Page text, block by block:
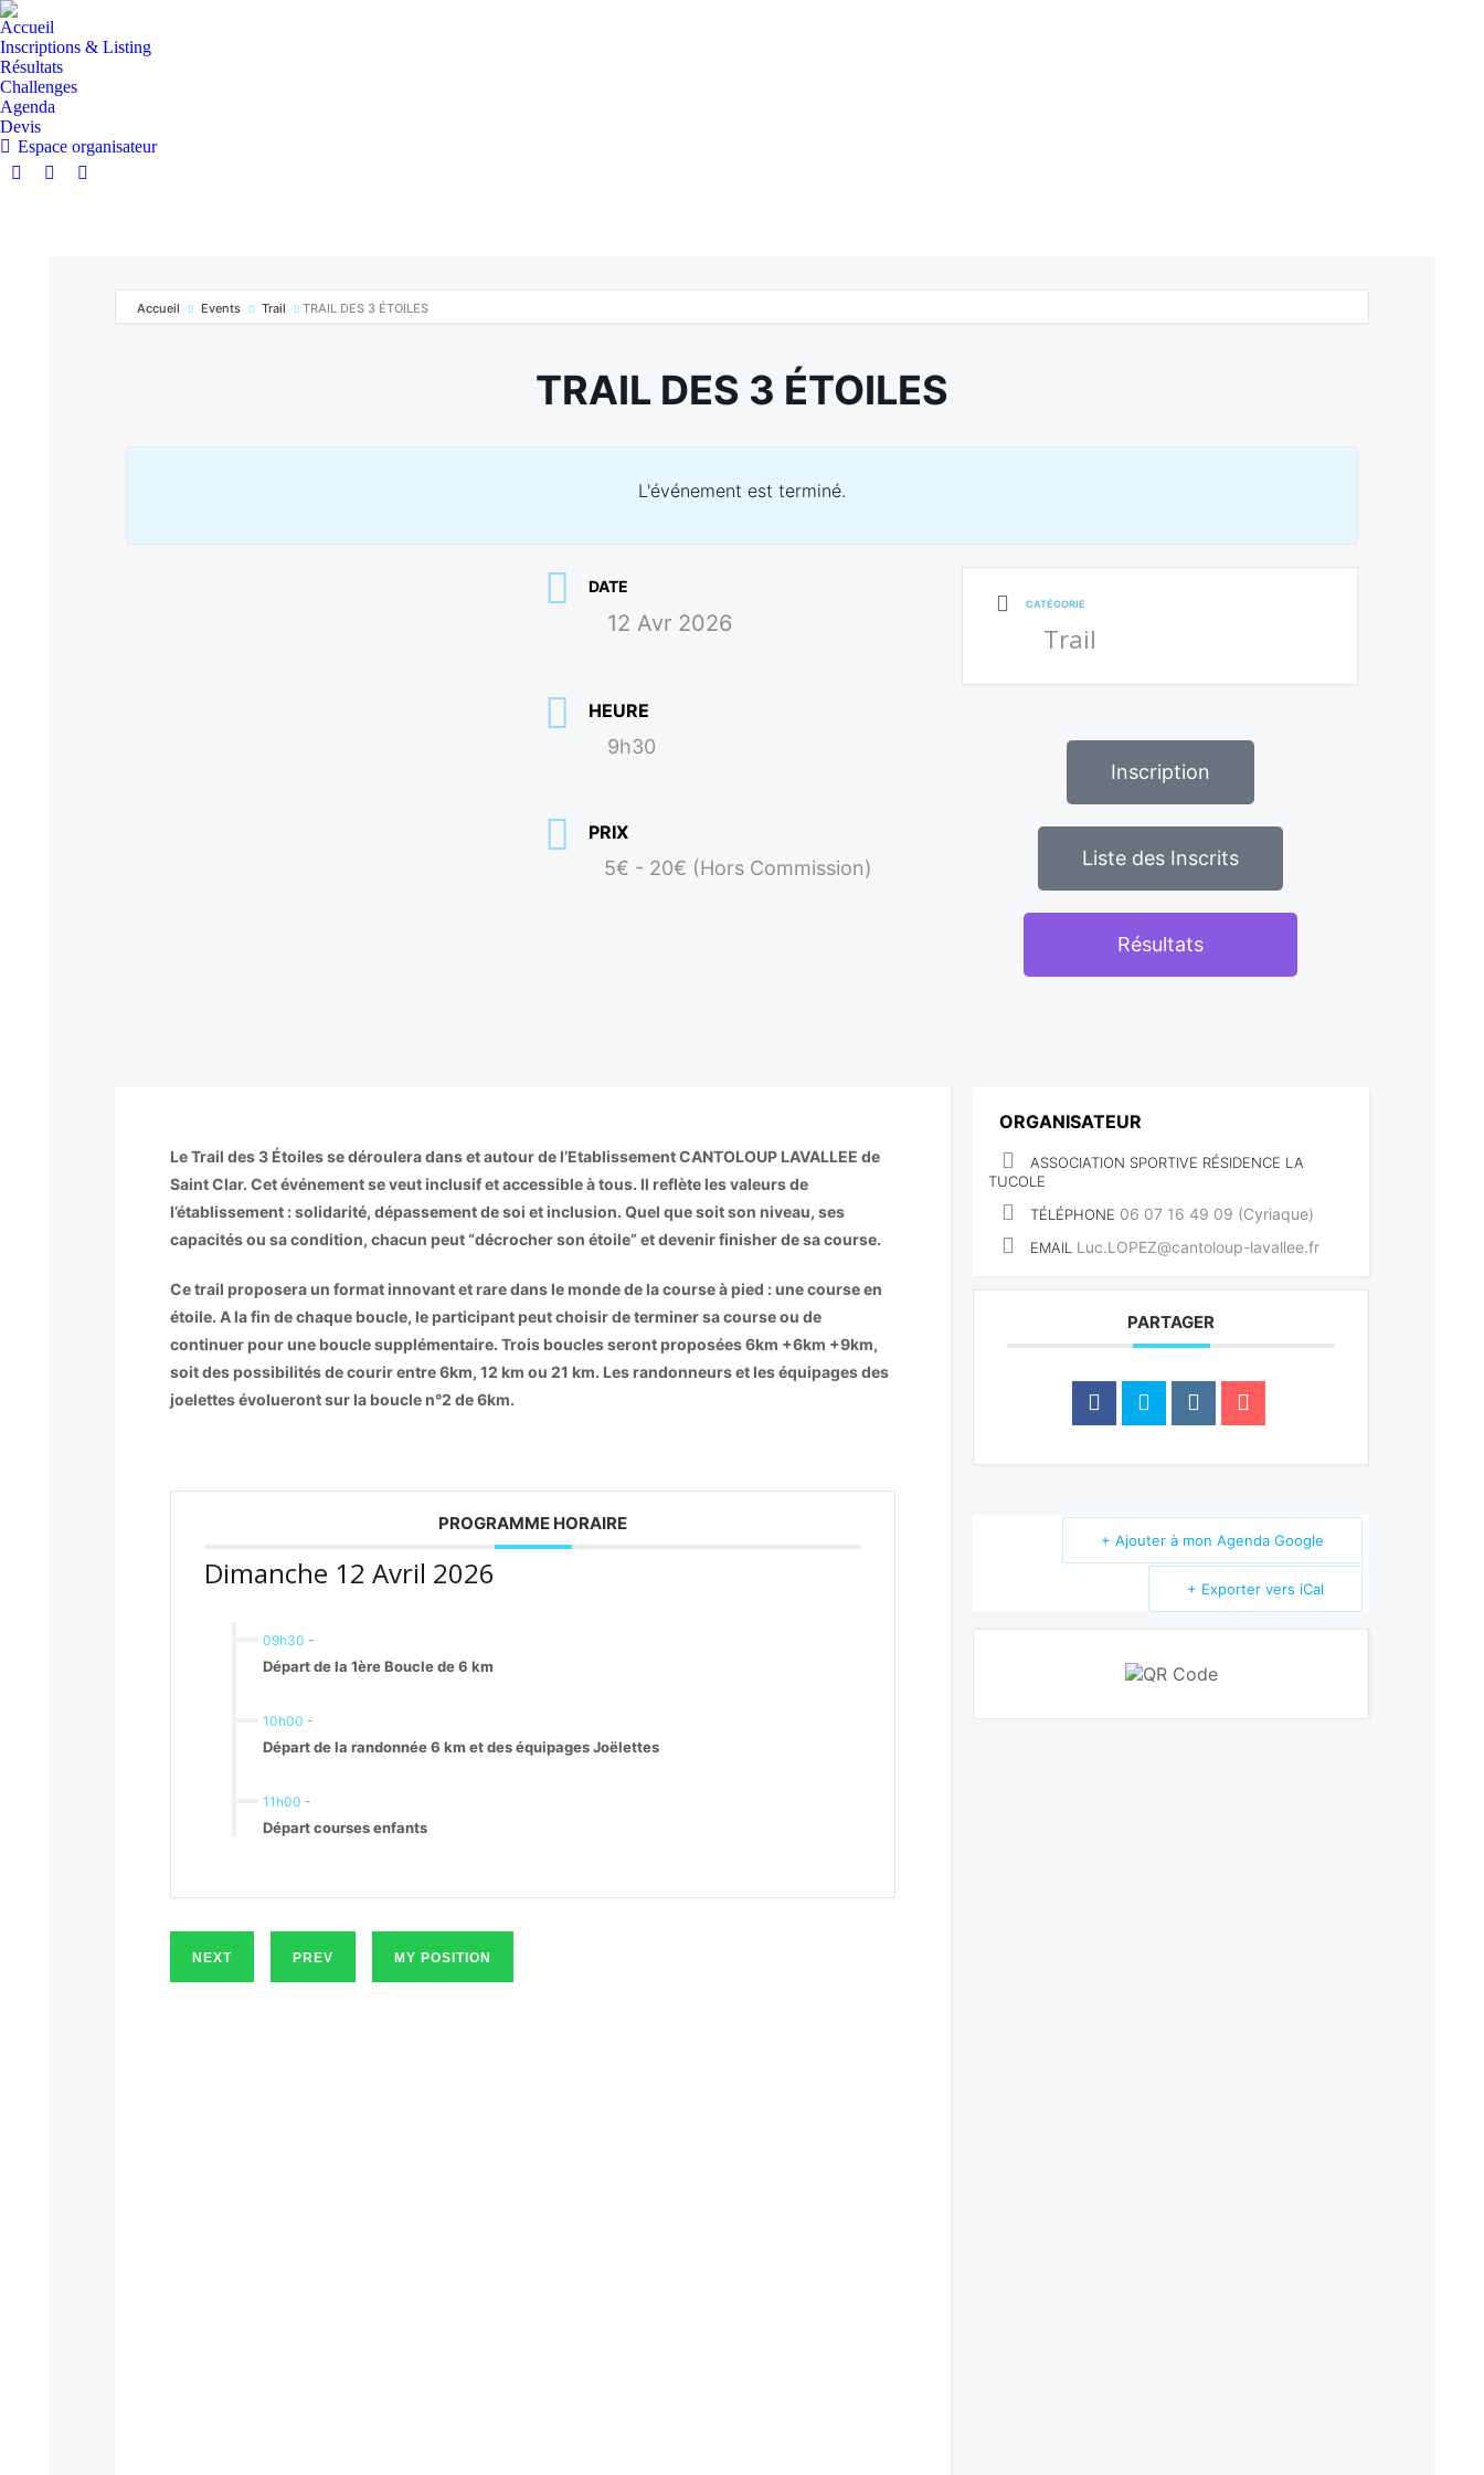
Accueil
Inscriptions & Listing
Résultats
Challenges
Agenda
Devis
Espace organisateur
Accueil Events Trail TRAIL DES 3 ÉTOILES
TRAIL DES 3 ÉTOILES
L'événement est terminé.
DATE
12 Avr 2026
HEURE
9h30
PRIX
5€ - 20€ (Hors Commission)
CATÉGORIE
Trail
Inscription
Liste des Inscrits
Résultats
Le Trail des 3 Étoiles se déroulera dans et autour de l’Etablissement CANTOLOUP LAVALLEE de
Saint Clar. Cet événement se veut inclusif et accessible à tous. Il reflète les valeurs de
l’établissement : solidarité, dépassement de soi et inclusion. Quel que soit son niveau, ses
capacités ou sa condition, chacun peut “décrocher son étoile” et devenir finisher de sa course.
Ce trail proposera un format innovant et rare dans le monde de la course à pied : une course en
étoile. A la fin de chaque boucle, le participant peut choisir de terminer sa course ou de
continuer pour une boucle supplémentaire. Trois boucles seront proposées 6km +6km +9km,
soit des possibilités de courir entre 6km, 12 km ou 21 km. Les randonneurs et les équipages des
joelettes évolueront sur la boucle n°2 de 6km.
PROGRAMME HORAIRE
Dimanche 12 Avril 2026
09h30 -
Départ de la 1ère Boucle de 6 km
10h00 -
Départ de la randonnée 6 km et des équipages Joëlettes
11h00 -
Départ courses enfants
NEXT PREV MY POSITION
ORGANISATEUR
ASSOCIATION SPORTIVE RÉSIDENCE LA
TUCOLE
TÉLÉPHONE 06 07 16 49 09 (Cyriaque)
EMAIL Luc.LOPEZ@cantoloup-lavallee.fr
PARTAGER
+ Ajouter à mon Agenda Google
+ Exporter vers iCal